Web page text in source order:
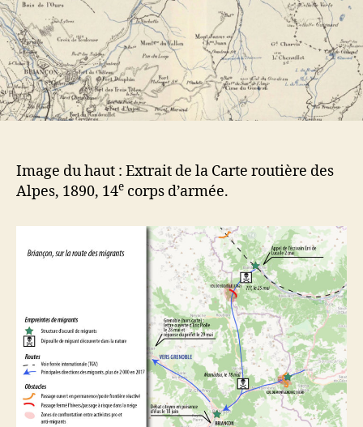
paysage
géopolitique
européen
Image du haut : Extrait de la Carte routière des
Alpes, 1890, 14e corps d’armée.